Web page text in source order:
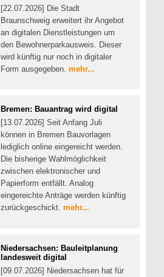
[22.07.2026] Die Stadt
Braunschweig erweitert ihr Angebot
an digitalen Dienstleistungen um
den Bewohnerparkausweis. Dieser
wird künftig nur noch in digitaler
Form ausgegeben. mehr...
Bremen: Bauantrag wird digital
[13.07.2026] Seit Anfang Juli
können in Bremen Bauvorlagen
lediglich online eingereicht werden.
Die bisherige Wahlmöglichkeit
zwischen elektronischer und
Papierform entfällt. Analog
eingereichte Anträge werden künftig
zurückgeschickt. mehr...
Niedersachsen: Bauleitplanung
landesweit digital
[09.07.2026] Niedersachsen hat für